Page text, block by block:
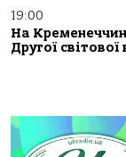
19:00
На
Другої світової